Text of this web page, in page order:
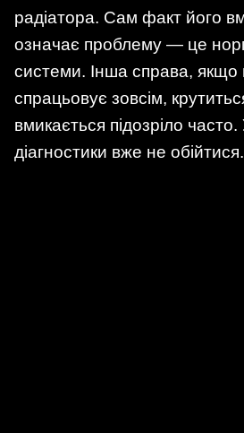
радіатора. Сам факт його
означає проблему — це
системи. Інша справа, якщо
спрацьовує зовсім,
вмикається підозріло
діагностики вже не обійтися.